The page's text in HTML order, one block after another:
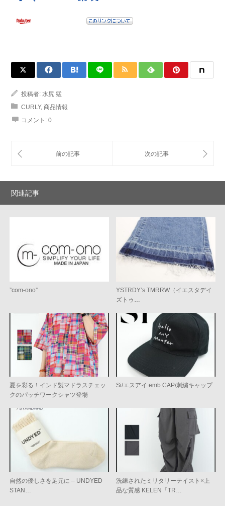
投稿者: 水尻 猛
CURLY, 商品情報
コメント: 0
関連記事
”com-ono”
YSTRDY’s TMRRW（イエスタデイ
ズトゥ…
夏を彩る！インド製マドラスチェッ
クのパッチワークシャツ登場
Si/エスアイ emb CAP/刺繍キャップ
自然の優しさを足元に – UNDYED
STAN…
洗練されたミリタリーテイスト×上
品な質感 KELEN「TR…